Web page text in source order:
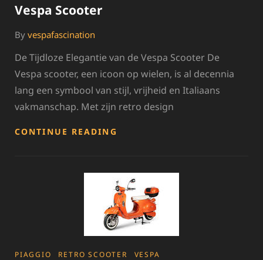
Vespa Scooter
By vespafascination
De Tijdloze Elegantie van de Vespa Scooter De
Vespa scooter, een icoon op wielen, is al decennia
lang een symbool van stijl, vrijheid en Italiaans
vakmanschap. Met zijn retro design
CONTINUE READING
VAN
DE
VESPA
SCOOTER
CATEGORIES
PIAGGIO RETRO SCOOTER VESPA